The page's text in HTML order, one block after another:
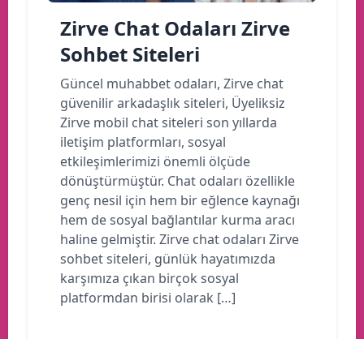
Zirve Chat Odaları Zirve
Sohbet Siteleri
Güncel muhabbet odaları, Zirve chat
güvenilir arkadaşlık siteleri, Üyeliksiz
Zirve mobil chat siteleri son yıllarda
iletişim platformları, sosyal
etkileşimlerimizi önemli ölçüde
dönüştürmüştür. Chat odaları özellikle
genç nesil için hem bir eğlence kaynağı
hem de sosyal bağlantılar kurma aracı
haline gelmiştir. Zirve chat odaları Zirve
sohbet siteleri, günlük hayatımızda
karşımıza çıkan birçok sosyal
platformdan birisi olarak […]